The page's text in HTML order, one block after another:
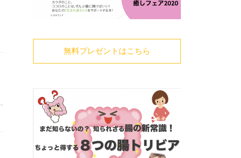
無料プレゼントはこちら